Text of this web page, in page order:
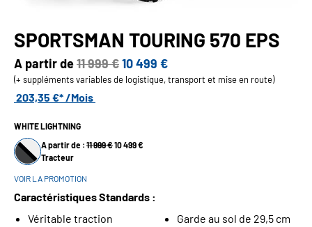
SPORTSMAN TOURING 570 EPS
A partir de11 999 €10 499 €
(+ suppléments variables de logistique, transport et mise en route)
203,35 €* /Mois
WHITE LIGHTNING
A partir de : 11 999 €10 499 €
Tracteur
VOIR LA PROMOTION
Caractéristiques Standards :
Véritable traction
Garde au sol de 29,5 cm